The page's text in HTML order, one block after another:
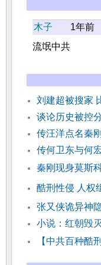
木子 1年前
流氓中共
刘建超被搜家
谈论历史被控
传汪洋点名秦
传何卫东与何
秦刚现身莫斯
酷刑性侵 人权
张又侠诡异神
小说：红朝毁
【中共百种酷